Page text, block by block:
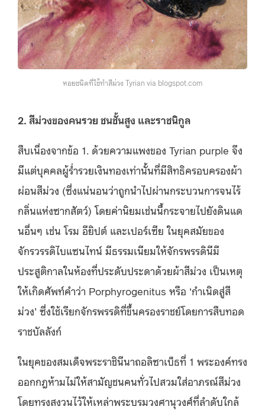
หอยชนิดที่ใช้ทำสีม่วง Tyrian via blogspot.com
2. สีม่วงของคนรวย ชนชั้นสูง และราชนิกูล
สืบเนื่องจากข้อ 1. ด้วยความแพงของ Tyrian purple จึง
มีแต่บุคคลผู้ร่ำรวยเงินทองเท่านั้นที่มีสิทธิครอบครองผ้า
ผ่อนสีม่วง (ซึ่งแน่นอนว่าถูกนำไปผ่านกระบวนการจนไร้
กลิ่นแห่งซากสัตว์) โดยค่านิยมเช่นนี้กระจายไปยังดินแด
นอื่นๆ เช่น โรม อียิปต์ และเปอร์เซีย ในยุคสมัยของ
จักรวรรดิไบแซนไทน์ มีธรรมเนียมให้จักรพรรดินีมี
ประสูติกาลในห้องที่ประดับประดาด้วยผ้าสีม่วง เป็นเหตุ
ให้เกิดศัพท์คำว่า Porphyrogenitus หรือ ‘กำเนิดสู่สี
ม่วง’ ซึ่งใช้เรียกจักรพรรดิที่ขึ้นครองราชย์โดยการสืบทอด
ราชบัลลังก์
ในยุคของสมเด็จพระราชินีนาถอลิซาเบ็ธที่ 1 พระองค์ทรง
ออกกฎห้ามไม่ให้สามัญชนคนทั่วไปสวมใส่อาภรณ์สีม่วง
โดยทรงสงวนไว้ให้เหล่าพระบรมวงศานุวงศ์ที่ลำดับใกล้